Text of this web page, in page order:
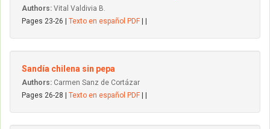
Authors: Vital Valdivia B.
Pages 23-26 | Texto en español PDF
Sandía chilena sin pepa
Authors: Carmen Sanz de Cortázar
Pages 26-28 | Texto en español PDF